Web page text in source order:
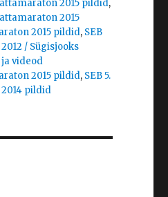
2015 pildid,
2015
2015 pildid, SEB
/ Sügisjooks
videod
2015 pildid, SEB 5.
pildid